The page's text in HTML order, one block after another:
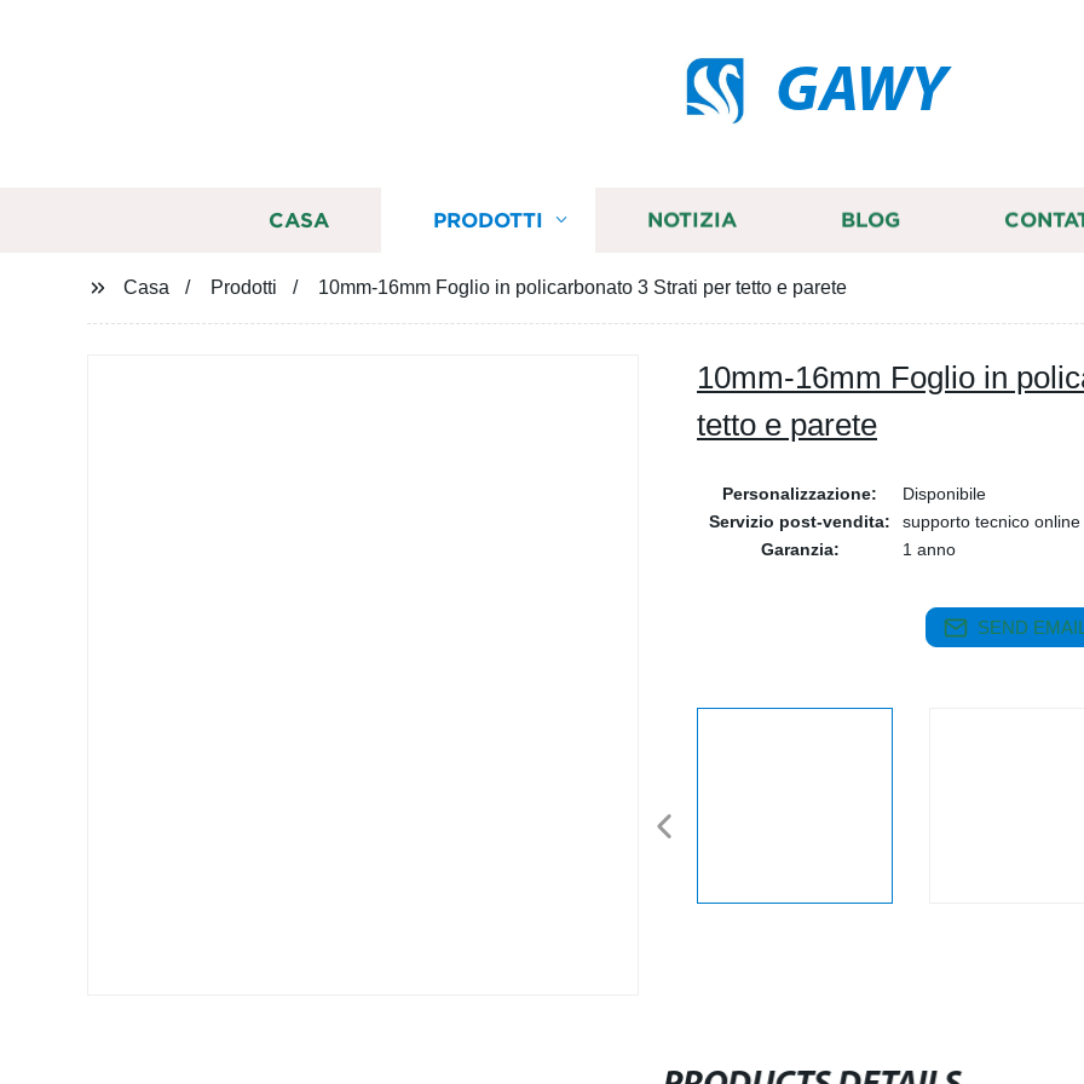
GAWY
CASA PRODOTTI NOTIZIA BLOG
Casa Prodotti 10mm-16mm Foglio in policarbonato 3 Strati per tetto e parete
10mm-16mm Foglio in
tetto e parete
Personalizzazione:
Disponibile
Servizio post-vendita:
supporto tecnico online
Garanzia:
1 anno
SEND